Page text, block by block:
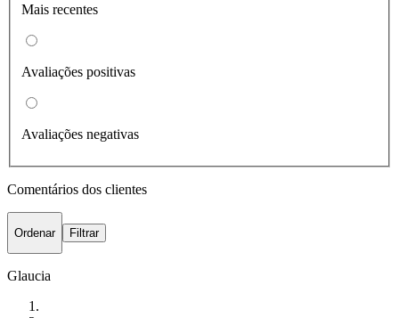
Mais recentes
Avaliações positivas
Avaliações negativas
Comentários dos clientes
Ordenar Filtrar
Glaucia